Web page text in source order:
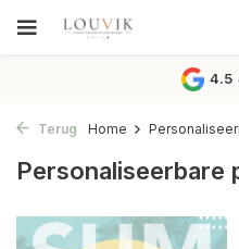
4.5
Terug Home
Personaliseerbare